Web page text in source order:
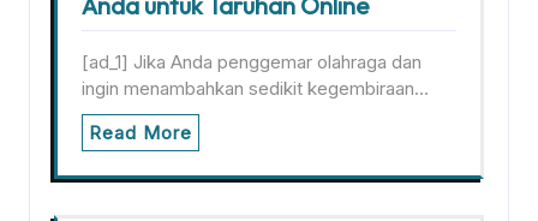
[ad_1] Jika Anda penggemar olahraga dan
ingin menambahkan sedikit kegembiraan…
Read More